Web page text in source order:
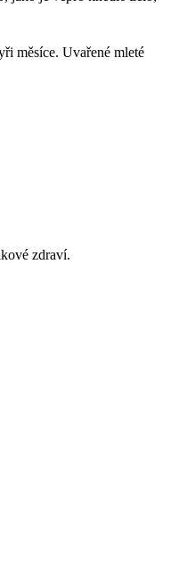
měsíce. Uvařené mleté
zdraví.